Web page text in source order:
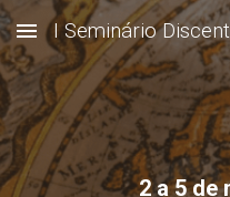
Skip to main content
I Seminário
2 a 5 de